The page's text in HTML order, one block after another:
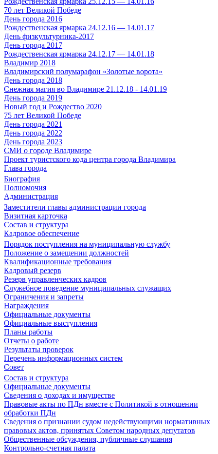
70 лет Великой Победе
День города 2016
Рождественская ярмарка 24.12.16 — 14.01.17
День физкультурника-2017
День города 2017
Рождественская ярмарка 24.12.17 — 14.01.18
Владимир 2018
Владимирский полумарафон «Золотые ворота»
День города 2018
Снежная магия во Владимире 21.12.18 - 14.01.19
День города 2019
Новый год и Рождество 2020
75 лет Великой Победе
День города 2021
День города 2022
День города 2023
СМИ о городе Владимире
Проект туристского кода центра города Владимира
Глава города
Биография
Полномочия
Администрация
Заместители главы администрации города
Визитная карточка
Состав и структура
Кадровое обеспечение
Порядок поступления на муниципальную службу
Положение о замещении должностей
Квалификационные требования
Кадровый резерв
Резерв управленческих кадров
Служебное поведение муниципальных служащих
Ограничения и запреты
Награждения
Официальные документы
Официальные выступления
Планы работы
Отчеты о работе
Результаты проверок
Перечень информационных систем
Совет
Состав и структура
Официальные документы
Сведения о доходах и имуществе
Правовые акты по ПДн вместе с Политикой в отношении
обработки ПДн
Сведения о признании судом недействующими нормативных
правовых актов, принятых Советом народных депутатов
Общественные обсуждения, публичные слушания
Контрольно-счетная палата